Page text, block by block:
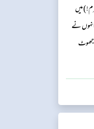
میں
نے
جھوٹ